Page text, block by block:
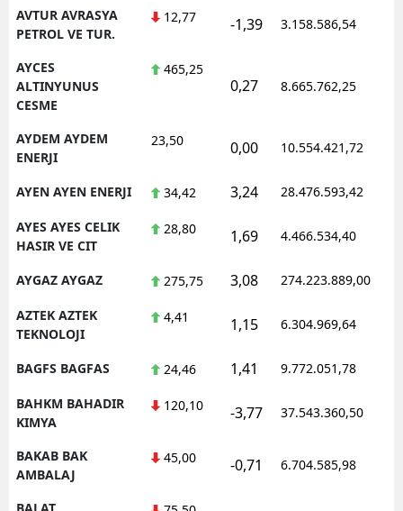
AVTUR AVRASYA
PETROL VE TUR.
12,77 -1,39 3.158.586,54
AYCES
ALTINYUNUS
CESME
465,25
0,27 8.665.762,25
AYDEM AYDEM
ENERJI
23,50 0,00 10.554.421,72
AYEN AYEN ENERJI 34,42 3,24 28.476.593,42
AYES AYES CELIK
HASIR VE CIT
28,80 1,69 4.466.534,40
AYGAZ AYGAZ 275,75 3,08 274.223.889,00
AZTEK AZTEK
TEKNOLOJI
4,41 1,15 6.304.969,64
BAGFS BAGFAS 24,46 1,41 9.772.051,78
BAHKM BAHADIR
KIMYA
120,10 -3,77 37.543.360,50
BAKAB BAK
AMBALAJ
45,00 -0,71 6.704.585,98
BALAT